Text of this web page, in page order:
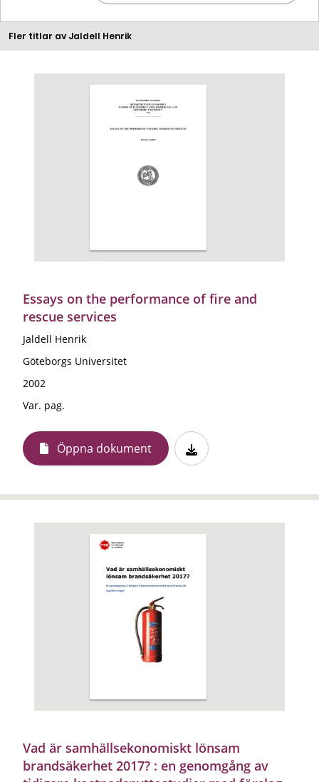
Fler titlar av Jaldell Henrik
Essays on the performance of fire and
rescue services
Jaldell Henrik
Göteborgs Universitet
2002
Var. pag.
Öppna dokument
Vad är samhällsekonomiskt lönsam
brandsäkerhet 2017? : en genomgång av